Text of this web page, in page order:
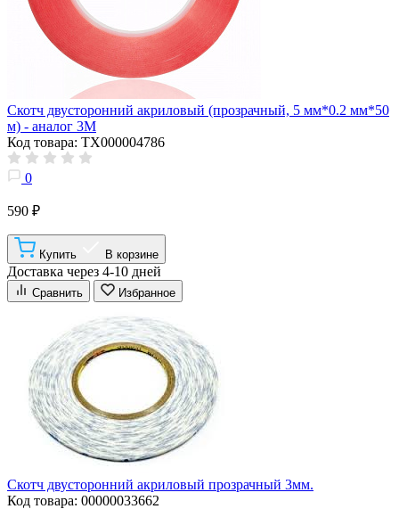
Скотч двусторонний акриловый (прозрачный, 5 мм*0.2 мм*50
м) - аналог 3M
Код товара: ТХ000004786
0
590 ₽
Купить В корзине
Доставка через 4-10 дней
Сравнить Избранное
Скотч двусторонний акриловый прозрачный 3мм.
Код товара: 00000033662